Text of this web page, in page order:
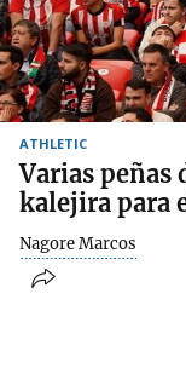
ATHLETIC
Varias peñas
kalejira para
Nagore Marcos